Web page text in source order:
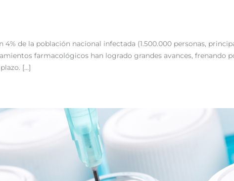
de la población nacional infectada (1.500.000 personas,
farmacológicos han logrado grandes avances, frenando
[…]